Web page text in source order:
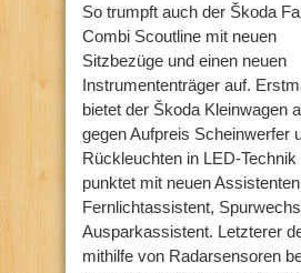
So trumpft auch der Škoda
Combi Scoutline mit neuen
Sitzbezüge und einen neuen
Instrumententräger auf.
bietet der Škoda Kleinwagen
gegen Aufpreis Scheinwerfer
Rückleuchten in LED-Technik
punktet mit neuen
Fernlichtassistent,
Ausparkassistent. Letzterer
mithilfe von Radarsensoren